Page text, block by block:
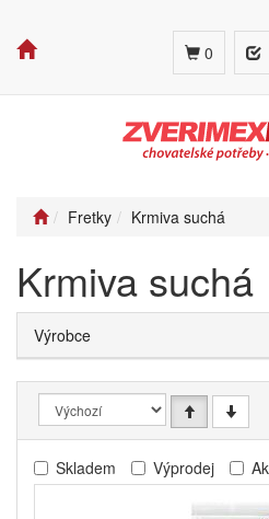
0
Fretky Krmiva suchá
Krmiva suchá
Výrobce
Skladem Výprodej